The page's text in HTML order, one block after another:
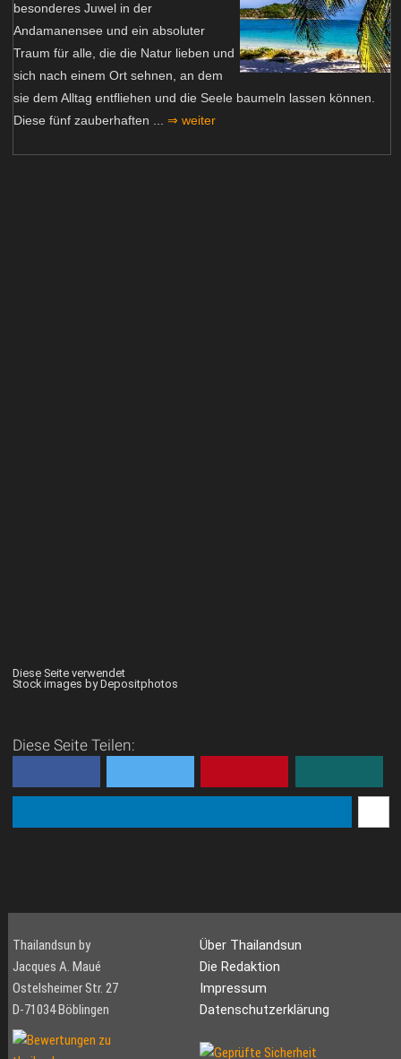
besonderes Juwel in der
Andamanensee und ein absoluter
Traum für alle, die die Natur lieben und
sich nach einem Ort sehnen, an dem
sie dem Alltag entfliehen und die Seele baumeln lassen können.
Diese fünf zauberhaften ... ⇒ weiter
Diese Seite verwendet
Stock images by Depositphotos
Diese Seite Teilen:
Thailandsun by
Jacques A. Maué
Ostelsheimer Str. 27
D-71034 Böblingen
Über Thailandsun
Die Redaktion
Impressum
Datenschutzerklärung